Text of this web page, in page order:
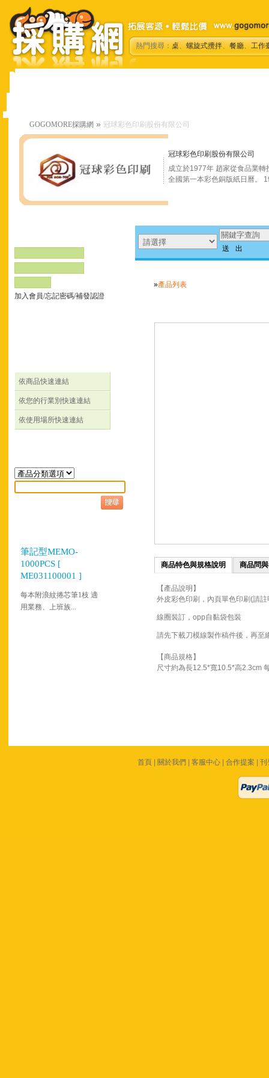
熱門搜尋：桌、螺旋式攪拌、餐廳、工作
GOGOMORE採購網 » 冠球彩色印刷股份有限公司
冠球彩色印刷股份有限公司
成立於1977年 趙家從食品業
全國第一本彩色銅版紙日曆。
加入會員/忘記密碼/補發認證
依商品快速連結
依您的行業別快速連結
依使用場所快速連結
筆記型MEMO-
1000PCS [
ME031100001 ]
每本附浪紋捲芯筆1枝 適
用業務、上班族...
»產品列表
商品特色與規格說明 商品問
【產品說明】
外皮彩色印刷，內頁單色印刷(請
線圈裝訂，opp自黏袋包裝
請先下載刀模線製作稿件後，再至
【商品規格】
尺寸約為長12.5*寬10.5*高2.3cm
首頁 關於我們 客服中心 合作提案 刊